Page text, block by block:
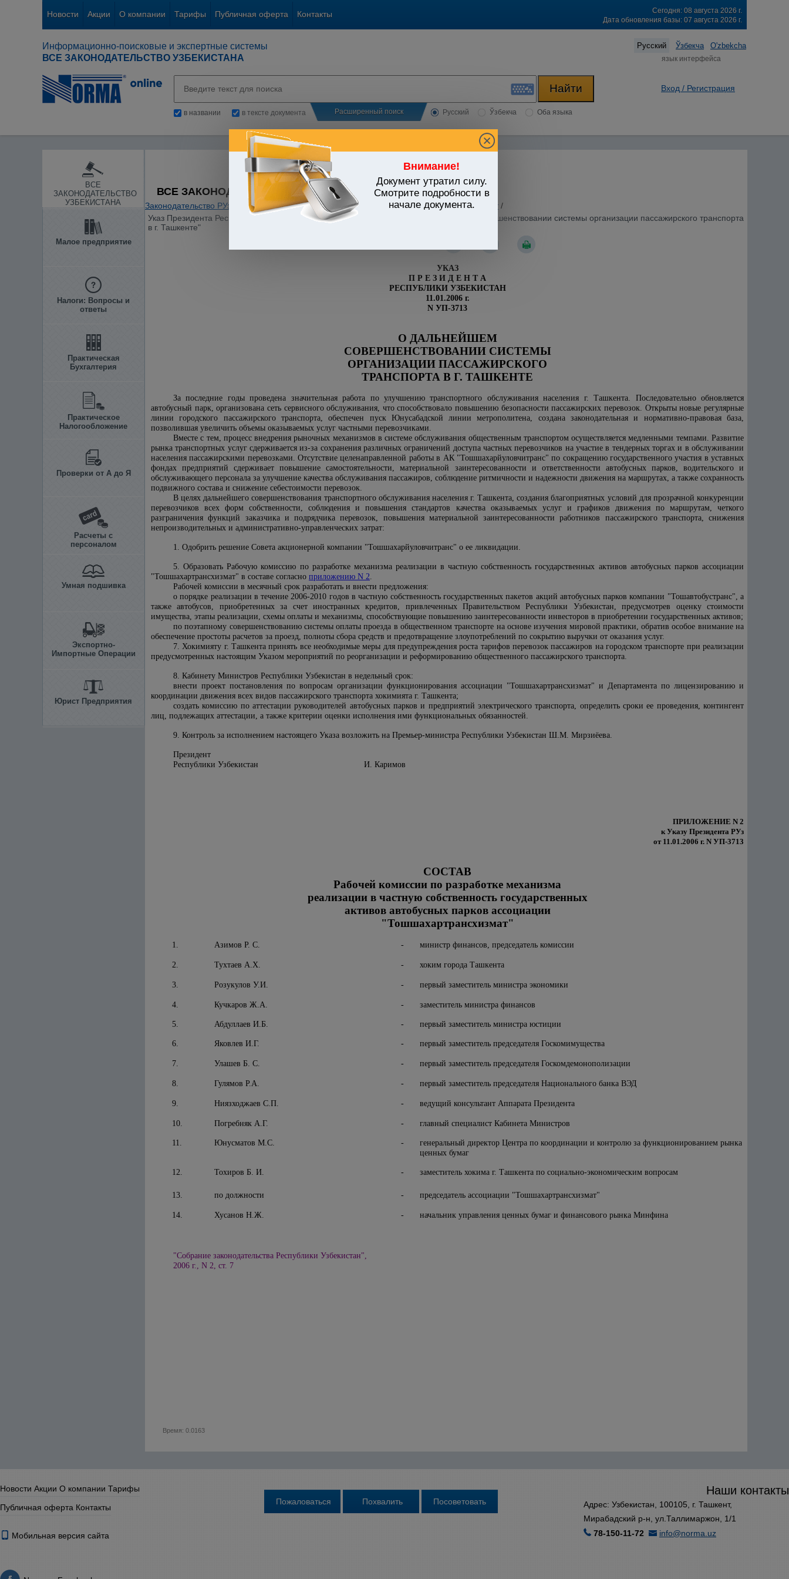
Новости Акции О компании Тарифы Публичная оферта Контакты
Сегодня: 08 августа 2026 г.
Дата обновления базы: 07 августа 2026 г.
Информационно-поисковые и экспертные системы
ВСЕ ЗАКОНОДАТЕЛЬСТВО УЗБЕКИСТАНА
Русский Ўзбекча O'zbekcha
язык интерфейса
в названии в тексте документа Расширенный поиск Русский Ўзбекча Оба языка
Вход / Регистрация
ВСЕ
ЗАКОНОДАТЕЛЬСТВО
УЗБЕКИСТАНА
Малое предприятие
Налоги: Вопросы и
ответы
Практическая
Бухгалтерия
Практическое
Налогообложение
Проверки от А до Я
Расчеты с
персоналом
Умная подшивка
Экспортно-
Импортные Операции
Юрист Предприятия
Внимание!
Документ утратил силу.
Смотрите подробности в
начале документа.
ВСЕ ЗАКОНОДАТЕЛЬСТВО УЗБЕКИСТАНА
Законодательство РУз Отдельные отрасли экономики Утратившие силу акты / Транспорт /
Указ Президента Республики Узбекистан от 11.01.2006 г. N УП-3713 "О дальнейшем совершенствовании системы организации пассажирского транспорта
в г. Ташкенте"
УКАЗ
П Р Е З И Д Е Н Т А
РЕСПУБЛИКИ УЗБЕКИСТАН
11.01.2006 г.
N УП-3713
О ДАЛЬНЕЙШЕМ
СОВЕРШЕНСТВОВАНИИ СИСТЕМЫ
ОРГАНИЗАЦИИ ПАССАЖИРСКОГО
ТРАНСПОРТА В Г. ТАШКЕНТЕ
За последние годы проведена значительная работа по улучшению транспортного обслуживания населения г. Ташкента. Последовательно обновляется
автобусный парк, организована сеть сервисного обслуживания, что способствовало повышению безопасности пассажирских перевозок. Открыты новые регулярные
линии городского пассажирского транспорта, обеспечен пуск Юнусабадской линии метрополитена, создана законодательная и нормативно-правовая база,
позволившая увеличить объемы оказываемых услуг частными перевозчиками.
Вместе с тем, процесс внедрения рыночных механизмов в системе обслуживания общественным транспортом осуществляется медленными темпами. Развитие
рынка транспортных услуг сдерживается из-за сохранения различных ограничений доступа частных перевозчиков на участие в тендерных торгах и в обслуживании
населения пассажирскими перевозками. Отсутствие целенаправленной работы в АК "Тошшахарйуловчитранс" по сокращению государственного участия в уставных
фондах предприятий сдерживает повышение самостоятельности, материальной заинтересованности и ответственности автобусных парков, водительского и
обслуживающего персонала за улучшение качества обслуживания пассажиров, соблюдение ритмичности и надежности движения на маршрутах, а также сохранность
подвижного состава и снижение себестоимости перевозок.
В целях дальнейшего совершенствования транспортного обслуживания населения г. Ташкента, создания благоприятных условий для прозрачной конкуренции
перевозчиков всех форм собственности, соблюдения и повышения стандартов качества оказываемых услуг и графиков движения по маршрутам, четкого
разграничения функций заказчика и подрядчика перевозок, повышения материальной заинтересованности работников пассажирского транспорта, снижения
непроизводительных и административно-управленческих затрат:
1. Одобрить решение Совета акционерной компании "Тошшахарйуловчитранс" о ее ликвидации.
5. Образовать Рабочую комиссию по разработке механизма реализации в частную собственность государственных активов автобусных парков ассоциации
"Тошшахартрансхизмат" в составе согласно приложению N 2.
Рабочей комиссии в месячный срок разработать и внести предложения:
о порядке реализации в течение 2006-2010 годов в частную собственность государственных пакетов акций автобусных парков компании "Тошавтобустранс", а
также автобусов, приобретенных за счет иностранных кредитов, привлеченных Правительством Республики Узбекистан, предусмотрев оценку стоимости
имущества, этапы реализации, схемы оплаты и механизмы, способствующие повышению заинтересованности инвесторов в приобретении государственных активов;
по поэтапному совершенствованию системы оплаты проезда в общественном транспорте на основе изучения мировой практики, обратив особое внимание на
обеспечение простоты расчетов за проезд, полноты сбора средств и предотвращение злоупотреблений по сокрытию выручки от оказания услуг.
7. Хокимияту г. Ташкента принять все необходимые меры для предупреждения роста тарифов перевозок пассажиров на городском транспорте при реализации
предусмотренных настоящим Указом мероприятий по реорганизации и реформированию общественного пассажирского транспорта.
8. Кабинету Министров Республики Узбекистан в недельный срок:
внести проект постановления по вопросам организации функционирования ассоциации "Тошшахартрансхизмат" и Департамента по лицензированию и
координации движения всех видов пассажирского транспорта хокимията г. Ташкента;
создать комиссию по аттестации руководителей автобусных парков и предприятий электрического транспорта, определить сроки ее проведения, контингент
лиц, подлежащих аттестации, а также критерии оценки исполнения ими функциональных обязанностей.
9. Контроль за исполнением настоящего Указа возложить на Премьер-министра Республики Узбекистан Ш.М. Мирзиёева.
Президент
Республики Узбекистан И. Каримов
ПРИЛОЖЕНИЕ N 2
к Указу Президента РУз
от 11.01.2006 г. N УП-3713
СОСТАВ
Рабочей комиссии по разработке механизма
реализации в частную собственность государственных
активов автобусных парков ассоциации
"Тошшахартрансхизмат"
1. Азимов Р. С. - министр финансов, председатель комиссии
2. Тухтаев А.Х. - хоким города Ташкента
3. Розукулов У.И. - первый заместитель министра экономики
4. Кучкаров Ж.А. - заместитель министра финансов
5. Абдуллаев И.Б. - первый заместитель министра юстиции
6. Яковлев И.Г. - первый заместитель председателя Госкомимущества
7. Улашев Б. С. - первый заместитель председателя Госкомдемонополизации
8. Гулямов Р.А. - первый заместитель председателя Национального банка ВЭД
9. Ниязходжаев С.П. - ведущий консультант Аппарата Президента
10. Погребняк А.Г. - главный специалист Кабинета Министров
11. Юнусматов М.С. -
генеральный директор Центра по координации и контролю за функционированием рынка
ценных бумаг
12. Тохиров Б. И. - заместитель хокима г. Ташкента по социально-экономическим вопросам
13. по должности - председатель ассоциации "Тошшахартрансхизмат"
14. Хусанов Н.Ж. - начальник управления ценных бумаг и финансового рынка Минфина
"Собрание законодательства Республики Узбекистан",
2006 г., N 2, ст. 7
Время: 0.0163
Новости Акции О компании Тарифы
Публичная оферта Контакты
Наши контакты
Адрес: Узбекистан, 100105, г. Ташкент,
Мирабадский р-н, ул.Таллимаржон, 1/1
78-150-11-72
info@norma.uz
Мобильная версия сайта